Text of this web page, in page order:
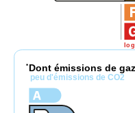
* Dont émissions de
peu d'émissions de CO2